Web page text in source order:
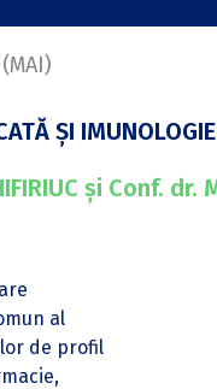
ȘI IMUNOLOGIE
și Conf. dr.
al
de profil